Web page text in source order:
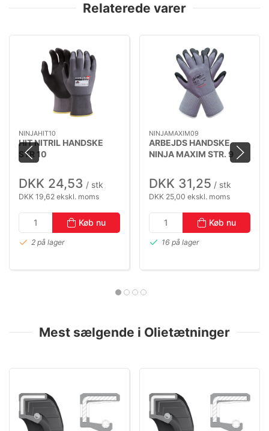
Relaterede varer
NINJAHIT10
HIT NITRIL HANDSKE
STR 10
DKK 24,53 / stk
DKK 19,62 ekskl. moms
Køb nu
2 på lager
NINJAMAXIM09
ARBEJDS HANDSKE
NINJA MAXIM STR. 9
DKK 31,25 / stk
DKK 25,00 ekskl. moms
Køb nu
16 på lager
Mest sælgende i Olietætninger